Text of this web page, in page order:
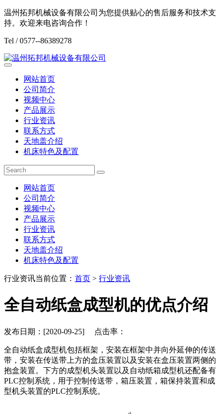
温州拓邦机械设备有限公司为您提供贴心的售后服务和技术支
持。欢迎来电咨询合作！
Tel / 0577--86389278
网站首页
公司简介
视频中心
产品展示
行业资讯
联系方式
天地盖介绍
机床特色及配置
网站首页
公司简介
视频中心
产品展示
行业资讯
联系方式
天地盖介绍
机床特色及配置
行业资讯当前位置： 首页 > 行业资讯
全自动纸盒成型机的优点介绍
发布日期：[2020-09-25] 点击率：
全自动纸盒成型机包括框架，安装在框架中并向外延伸的传送
带，安装在传送带上方的盒压装置以及安装在盒压装置两侧的
抱盒装置。下方的成型机头装置以及自动纸箱成型机还配备有
PLC控制系统，用于控制传送带，箱压装置，箱保持装置和成
型机头装置的PLC控制系统。